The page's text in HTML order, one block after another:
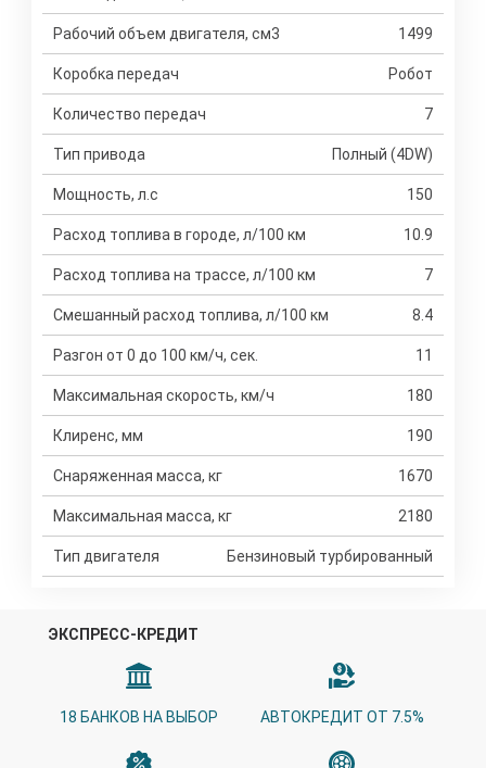
Рабочий объем двигателя, см3 1499
Коробка передач Робот
Количество передач 7
Тип привода Полный (4DW)
Мощность, л.с 150
Расход топлива в городе, л/100 км 10.9
Расход топлива на трассе, л/100 км 7
Смешанный расход топлива, л/100 км 8.4
Разгон от 0 до 100 км/ч, сек. 11
Максимальная скорость, км/ч 180
Клиренс, мм 190
Снаряженная масса, кг 1670
Максимальная масса, кг 2180
Тип двигателя Бензиновый турбированный
ЭКСПРЕСС-КРЕДИТ
18 БАНКОВ НА ВЫБОР АВТОКРЕДИТ ОТ 7.5%